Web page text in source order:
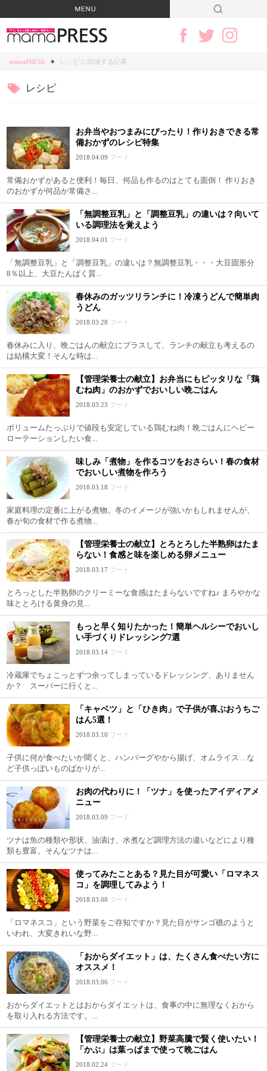
mamaPRESS レシピ に関連する記事
レシピ
お弁当やおつまみにぴったり！作りおきできる常
備おかずのレシピ特集
2018.04.09 フード
常備おかずがあると便利！毎日、何品も作るのはとても面倒！ 作りおき
のおかずが何品か常備さ...
「無調整豆乳」と「調整豆乳」の違いは？向いて
いる調理法を覚えよう
2018.04.01 フード
「無調整豆乳」と「調整豆乳」の違いは？無調整豆乳・・・大豆固形分
8％以上、大豆たんぱく質...
春休みのガッツリランチに！冷凍うどんで簡単肉
うどん
2018.03.28 フード
春休みに入り、晩ごはんの献立にプラスして、ランチの献立も考えるの
は結構大変！そんな時は...
【管理栄養士の献立】お弁当にもピッタリな「鶏
むね肉」のおかずでおいしい晩ごはん
2018.03.23 フード
ボリュームたっぷりで値段も安定している鶏むね肉！晩ごはんにヘビー
ローテーションしたい食...
味しみ「煮物」を作るコツをおさらい！春の食材
でおいしい煮物を作ろう
2018.03.18 フード
家庭料理の定番に上がる煮物。冬のイメージが強いかもしれませんが、
春が旬の食材で作る煮物...
【管理栄養士の献立】とろとろした半熟卵はたま
らない！食感と味を楽しめる卵メニュー
2018.03.17 フード
とろっとした半熟卵のクリーミーな食感はたまらないですね♪ まろやかな
味ととろける黄身の見...
もっと早く知りたかった！簡単ヘルシーでおいし
い手づくりドレッシング7選
2018.03.14 フード
冷蔵庫でちょこっとずつ余ってしまっているドレッシング、ありません
か？ スーパーに行くと...
「キャベツ」と「ひき肉」で子供が喜ぶおうちご
はん5選！
2018.03.10 フード
子供に何が食べたいか聞くと、ハンバーグやから揚げ、オムライス…な
ど子供っぽいものばかりが...
お肉の代わりに！「ツナ」を使ったアイディアメ
ニュー
2018.03.09 フード
ツナは魚の種類や形状、油漬け、水煮など調理方法の違いなどにより種
類も豊富。そんなツナは...
使ってみたことある？見た目が可愛い「ロマネス
コ」を調理してみよう！
2018.03.08 フード
「ロマネスコ」という野菜をご存知ですか？見た目がサンゴ礁のようと
いわれ、大変きれいな野...
「おからダイエット」は、たくさん食べたい方に
オススメ！
2018.03.06 フード
おからダイエットとはおからダイエットは、食事の中に無理なくおから
を取り入れる方法です。...
【管理栄養士の献立】野菜高騰で賢く使いたい！
「かぶ」は葉っぱまで使って晩ごはん
2018.02.24 フード